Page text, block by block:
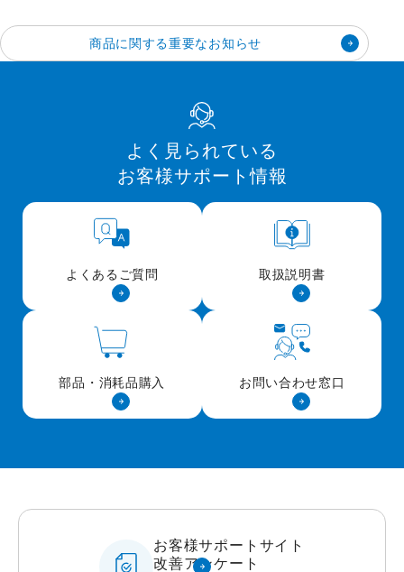
商品に関する重要なお知らせ
よく見られている
お客様サポート情報
よくあるご質問 取扱説明書
部品・消耗品購入 お問い合わせ窓口
お客様サポートサイト
改善アンケート